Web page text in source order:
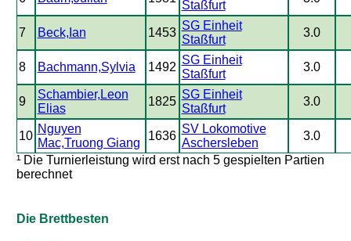
Staßfurt
7 Beck,Ian 1453
SG Einheit
Staßfurt
3.0
8 Bachmann,Sylvia 1492
SG Einheit
Staßfurt
3.0
9
Schambier,Leon
Elias
1825
SG Einheit
Staßfurt
3.0
10
Nguyen
Mac,Truong Giang
1636
SV Lokomotive
Aschersleben
3.0
¹ Die Turnierleistung wird erst nach 5 gespielten Partien
berechnet
Die Brettbesten